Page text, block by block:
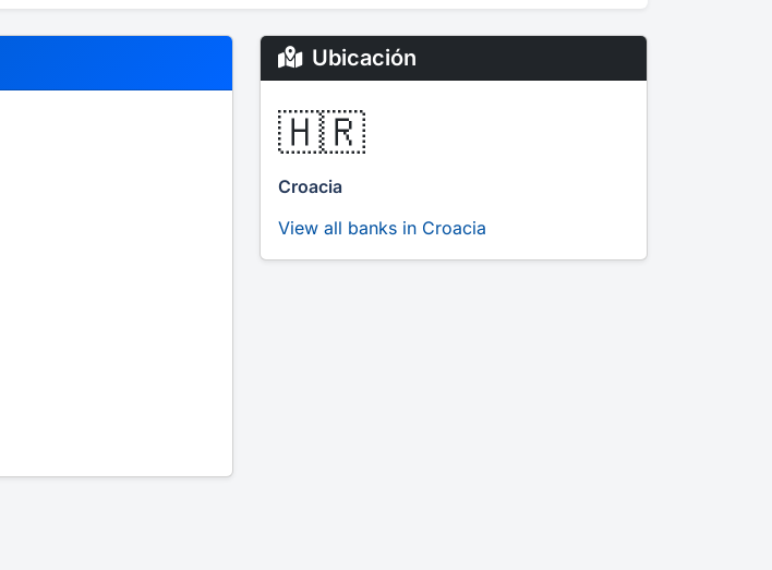
Ubicación
🇭🇷
Croacia
View all banks in Croacia